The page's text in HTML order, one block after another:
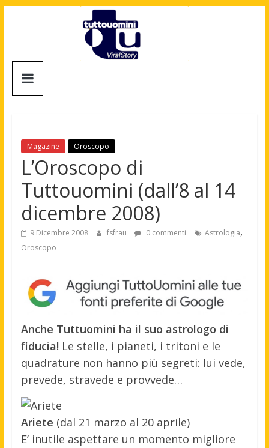
Tuttouomini
Motori,
gay
news
moda
maschile
Magazine Oroscopo
L’Oroscopo di
Tuttouomini (dall’8 al 14
dicembre 2008)
9 Dicembre 2008 fsfrau 0 commenti Astrologia,
Oroscopo
Anche Tuttuomini ha il suo astrologo di
fiducia!Le stelle, i pianeti, i tritoni e le
quadrature non hanno più segreti: lui vede,
prevede, stravede e provvede…
Ariete (dal 21 marzo al 20 aprile)
E’ inutile aspettare un momento migliore